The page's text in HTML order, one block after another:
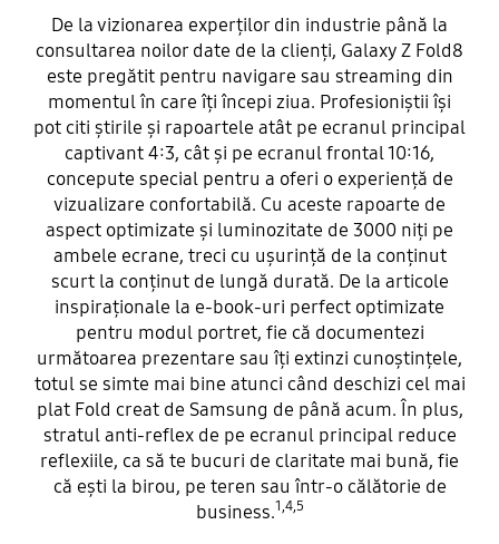
De la vizionarea experților din industrie până la
consultarea noilor date de la clienți, Galaxy Z Fold8
este pregătit pentru navigare sau streaming din
momentul în care îți începi ziua. Profesioniștii își
pot citi știrile și rapoartele atât pe ecranul principal
captivant 4:3, cât și pe ecranul frontal 10:16,
concepute special pentru a oferi o experiență de
vizualizare confortabilă. Cu aceste rapoarte de
aspect optimizate și luminozitate de 3000 niți pe
ambele ecrane, treci cu ușurință de la conținut
scurt la conținut de lungă durată. De la articole
inspiraționale la e-book-uri perfect optimizate
pentru modul portret, fie că documentezi
următoarea prezentare sau îți extinzi cunoștințele,
totul se simte mai bine atunci când deschizi cel mai
plat Fold creat de Samsung de până acum. În plus,
stratul anti-reflex de pe ecranul principal reduce
reflexiile, ca să te bucuri de claritate mai bună, fie
că ești la birou, pe teren sau într-o călătorie de
business.1,4,5